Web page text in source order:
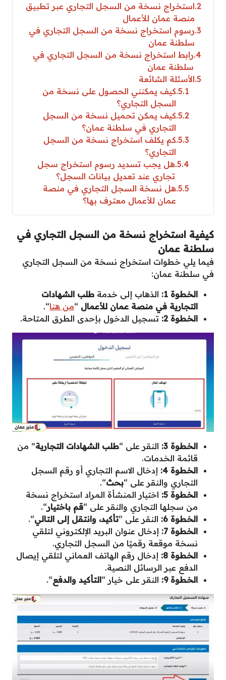
2 استخراج نسخة من السجل التجاري عبر تطبيق
منصة عمان للأعمال
3 رسوم استخراج نسخة من السجل التجاري في
سلطنة عمان
4 رابط استخراج نسخة من السجل التجاري في
سلطنة عمان
5 الأسئلة الشائعة
5.1 كيف يمكنني الحصول على نسخة من
السجل التجاري؟
5.2 كيف يمكن تحميل نسخة من السجل
التجاري في سلطنة عمان؟
5.3 كم يكلف استخراج نسخة من السجل
التجاري؟
5.4 هل يجب تسديد رسوم استخراج سجل
تجاري عند تعديل بيانات السجل؟
5.5 هل نسخة السجل التجاري في منصة
عمان للأعمال معترف بها؟
كيفية استخراج نسخة من السجل التجاري في
سلطنة عمان
فيما يلي خطوات استخراج نسخة من السجل التجاري
في سلطنة عمان:
الخطوة 1:
الذهاب إلى خدمة طلب الشهادات
التجارية في منصة عمان للأعمال “من هنا“.
الخطوة 2:
تسجيل الدخول بإحدى الطرق المتاحة.
الخطوة 3: النقر على “طلب الشهادات التجارية” من
قائمة الخدمات.
الخطوة 4:
إدخال الاسم التجاري أو رقم السجل
التجاري والنقر على “بحث“.
الخطوة 5:
اختيار المنشأة المراد استخراج نسخة
من سجلها التجاري والنقر على “قم باختيار“.
الخطوة 6:
النقر على “تأكيد، وانتقل إلى التالي“.
الخطوة 7:
إدخال عنوان البريد الإلكتروني لتلقي
نسخة موقعة رقميًا من السجل التجاري.
الخطوة 8:
إدخال رقم الهاتف العماني لتلقي إيصال
الدفع عبر الرسائل النصية.
الخطوة 9:
النقر على خيار “التأكيد والدفع“.